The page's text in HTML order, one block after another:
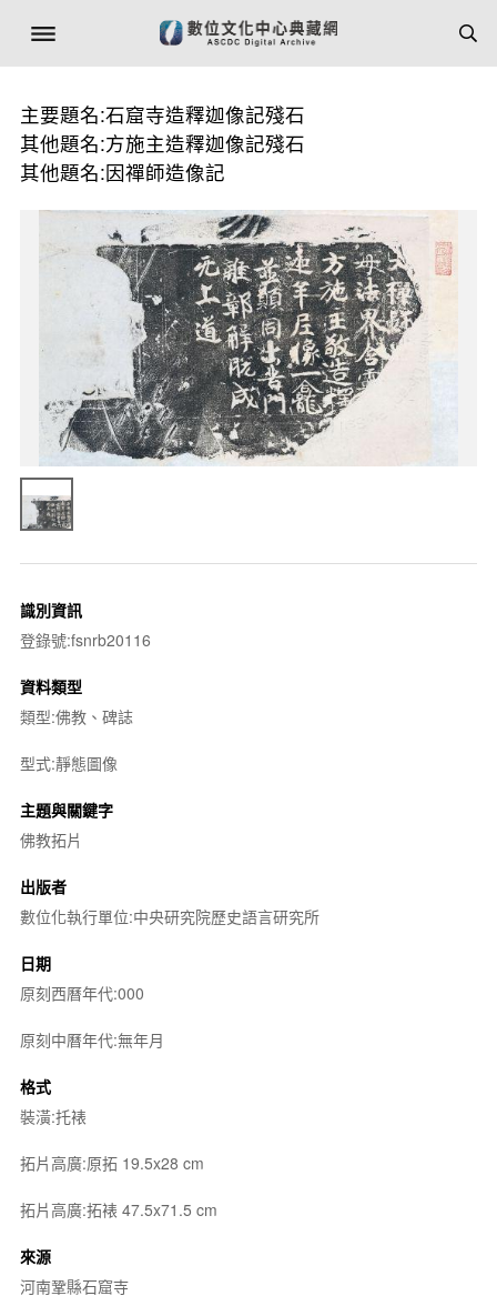
主要題名:石窟寺造釋迦像記殘石
其他題名:方施主造釋迦像記殘石
其他題名:因禪師造像記
識別資訊
登錄號:fsnrb20116
資料類型
類型:佛教、碑誌
型式:靜態圖像
主題與關鍵字
佛教拓片
出版者
數位化執行單位:中央研究院歷史語言研究所
日期
原刻西曆年代:000
原刻中曆年代:無年月
格式
裝潢:托裱
拓片高廣:原拓 19.5x28 cm
拓片高廣:拓裱 47.5x71.5 cm
來源
河南鞏縣石窟寺